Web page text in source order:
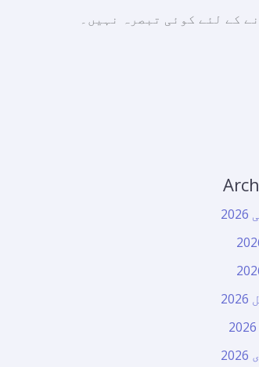
کے لئے کوئی تبصرہ نہیں۔